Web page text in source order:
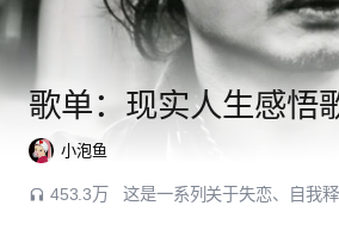
小泡鱼
453.3万